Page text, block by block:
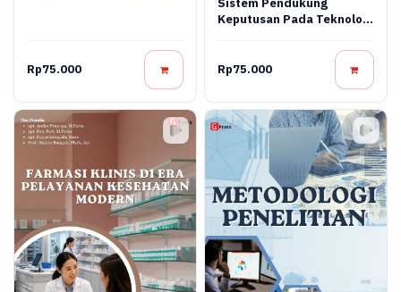
Rp75.000
Sistem Pendukung
Keputusan Pada Teknologi
Rp75.000